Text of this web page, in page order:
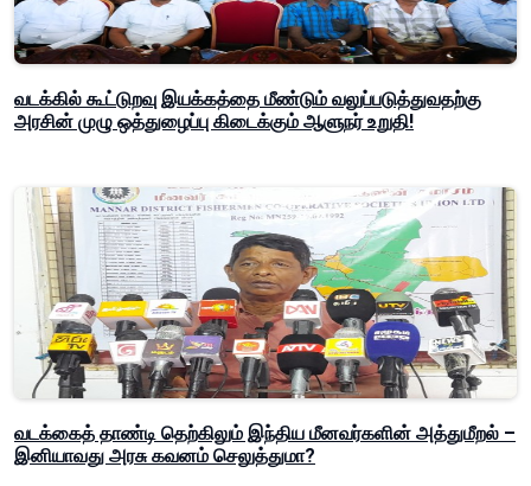
வடக்கில் கூட்டுறவு இயக்கத்தை மீண்டும் வலுப்படுத்துவதற்கு
அரசின் முழு ஒத்துழைப்பு கிடைக்கும் ஆளுநர் உறுதி!
வடக்கைத் தாண்டி தெற்கிலும் இந்திய மீனவர்களின் அத்துமீறல் –
இனியாவது அரசு கவனம் செலுத்துமா?